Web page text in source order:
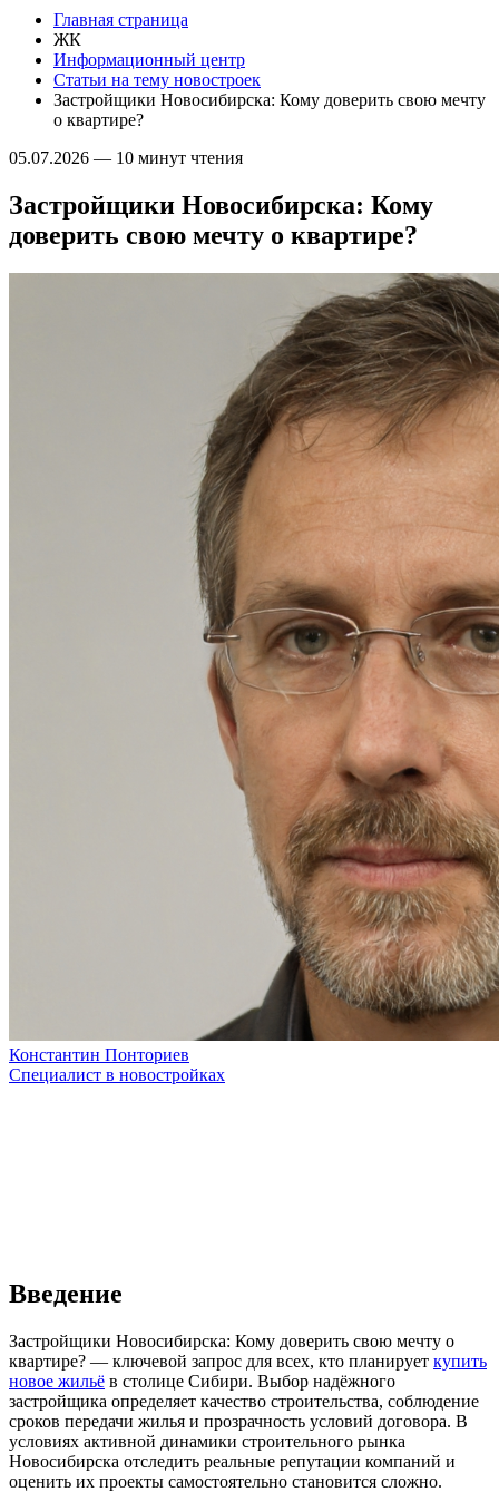
Главная страница
ЖК
Информационный центр
Статьи на тему новостроек
Застройщики Новосибирска: Кому доверить свою мечту
о квартире?
05.07.2026 — 10 минут чтения
Застройщики Новосибирска: Кому
доверить свою мечту о квартире?
Константин Понториев
Специалист в новостройках
Введение
Застройщики Новосибирска: Кому доверить свою мечту о
квартире? — ключевой запрос для всех, кто планирует купить
новое жильё в столице Сибири. Выбор надёжного
застройщика определяет качество строительства, соблюдение
сроков передачи жилья и прозрачность условий договора. В
условиях активной динамики строительного рынка
Новосибирска отследить реальные репутации компаний и
оценить их проекты самостоятельно становится сложно.